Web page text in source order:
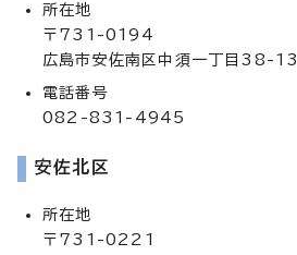
所在地
〒731-0194
広島市安佐南区中須一丁目38-13
電話番号
082-831-4945
安佐北区
所在地
〒731-0221